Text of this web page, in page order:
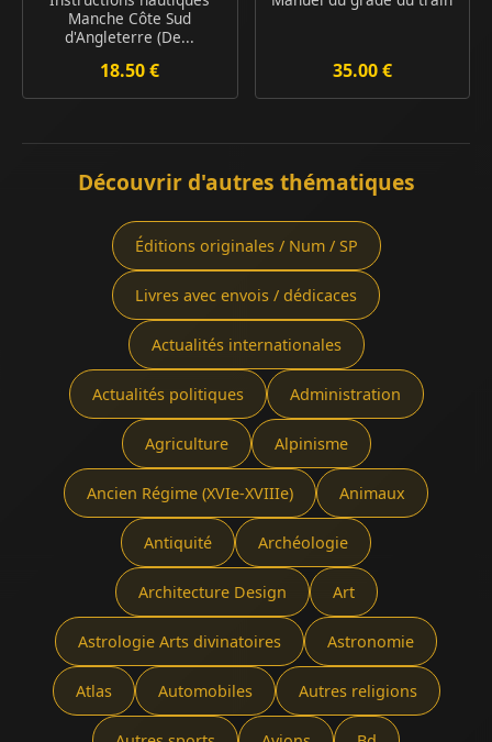
Manche Côte Sud
d'Angleterre (De...
18.50 € 35.00 €
Découvrir d'autres thématiques
Éditions originales / Num / SP
Livres avec envois / dédicaces
Actualités internationales
Actualités politiques Administration
Agriculture Alpinisme
Ancien Régime (XVIe-XVIIIe) Animaux
Antiquité Archéologie
Architecture Design Art
Astrologie Arts divinatoires Astronomie
Atlas Automobiles Autres religions